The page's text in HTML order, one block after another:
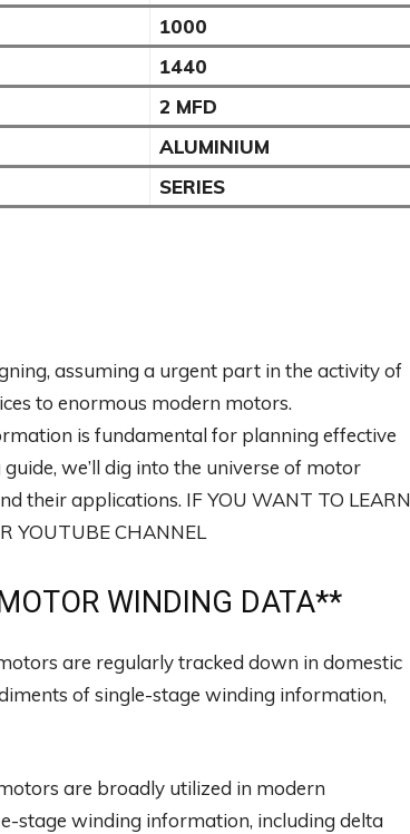
1000
1440
2 MFD
ALUMINIUM
SERIES
assuming a urgent part in the activity of
to enormous modern motors.
is fundamental for planning effective
we’ll dig into the universe of motor
their applications. IF YOU WANT TO LEARN
YOUTUBE CHANNEL
WINDING DATA**
are regularly tracked down in domestic
of single-stage winding information,
are broadly utilized in modern
stage winding information, including delta